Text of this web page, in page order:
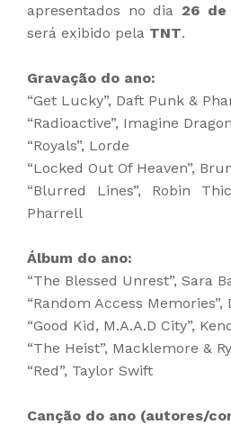
apresentados no dia 26 de
será exibido pela TNT.
Gravação do ano:
“Get Lucky”, Daft Punk &
“Radioactive”, Imagine
“Royals”, Lorde
“Locked Out Of Heaven”,
“Blurred Lines”, Robin
Pharrell
Álbum do ano:
“The Blessed Unrest”, Sara
“Random Access Memories”,
“Good Kid, M.A.A.D City”,
“The Heist”, Macklemore &
“Red”, Taylor Swift
Canção do ano (autores/